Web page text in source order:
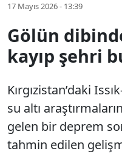
17 Mayıs 2026 - 13:39
Gölün
kayıp şehri
Kırgızistan’daki
su altı
gelen bir deprem
tahmin edilen